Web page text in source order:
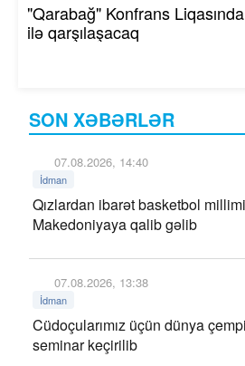
SON XƏBƏRLƏR
07.08.2026, 14:40
İdman
Qızlardan ibarət basketbol
Makedoniyaya qalib gəlib
07.08.2026, 13:38
İdman
Cüdoçularımız üçün dünya
seminar keçirilib
"Qarabağ" Konfrans
ilə qarşılaşacaq